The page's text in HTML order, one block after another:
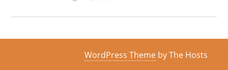
WordPress Theme by The Hosts